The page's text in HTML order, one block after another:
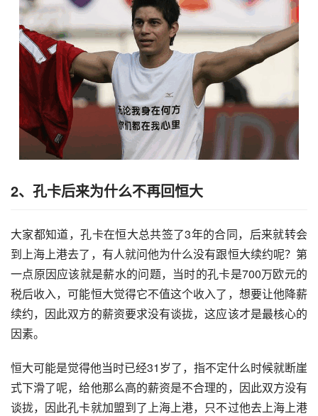
2、孔卡后来为什么不再回恒大
大家都知道，孔卡在恒大总共签了3年的合同，后来就转会
到上海上港去了，有人就问他为什么没有跟恒大续约呢？第
一点原因应该就是薪水的问题，当时的孔卡是700万欧元的
税后收入，可能恒大觉得它不值这个收入了，想要让他降薪
续约，因此双方的薪资要求没有谈拢，这应该才是最核心的
因素。
恒大可能是觉得他当时已经31岁了，指不定什么时候就断崖
式下滑了呢，给他那么高的薪资是不合理的，因此双方没有
谈拢，因此孔卡就加盟到了上海上港，只不过他去上海上港